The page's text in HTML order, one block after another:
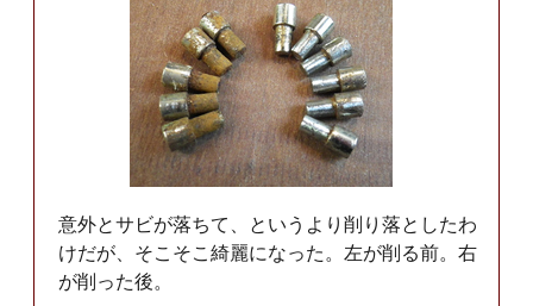
意外とサビが落ちて、というより削り落としたわ
けだが、そこそこ綺麗になった。左が削る前。右
が削った後。